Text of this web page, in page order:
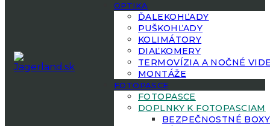
OPTIKA
ĎALEKOHĽADY
PUŠKOHĽADY
KOLIMÁTORY
DIAĽKOMERY
TERMOVÍZIA A NOČNÉ
MONTÁŽE
FOTOPASCE
FOTOPASCE
DOPLNKY K FOTOPASCIAM
BEZPEČNOSTNÉ BOXY